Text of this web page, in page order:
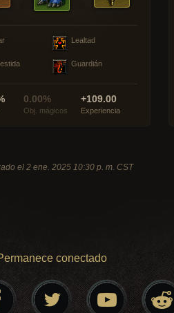
Lealtad
Guardián
0.00%
Obj. mágicos
+109.00
Experiencia
el 2 ene. 2025 10:30 p. m. CST
conectado